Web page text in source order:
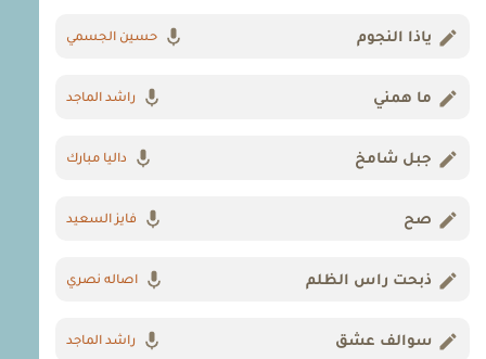
ياذا النجوم حسين الجسمي
ما همني راشد الماجد
جبل شامخ داليا مبارك
صح فايز السعيد
ذبحت راس الظلم اصاله نصري
سوالف عشق راشد الماجد